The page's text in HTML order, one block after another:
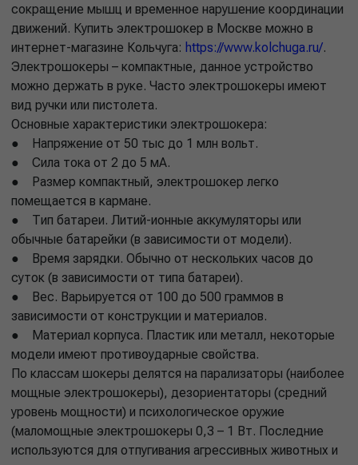
сокращение мышц и временное нарушение координации
движений. Купить электрошокер в Москве можно в
интернет-магазине Кольчуга: https://www.kolchuga.ru/.
Электрошокеры – компактные, данное устройство
можно держать в руке. Часто электрошокеры имеют
вид ручки или пистолета.
Основные характеристики электрошокера:
● Напряжение от 50 тыс до 1 млн вольт.
● Сила тока от 2 до 5 мА.
● Размер компактный, электрошокер легко
помещается в кармане.
● Тип батареи. Литий-ионные аккумуляторы или
обычные батарейки (в зависимости от модели).
● Время зарядки. Обычно от нескольких часов до
суток (в зависимости от типа батареи).
● Вес. Варьируется от 100 до 500 граммов в
зависимости от конструкции и материалов.
● Материал корпуса. Пластик или металл, некоторые
модели имеют противоударные свойства.
По классам шокеры делятся на парализаторы (наиболее
мощные электрошокеры), дезориентаторы (средний
уровень мощности) и психологическое оружие
(маломощные электрошокеры 0,3 – 1 Вт. Последние
используются для отпугивания агрессивных животных и